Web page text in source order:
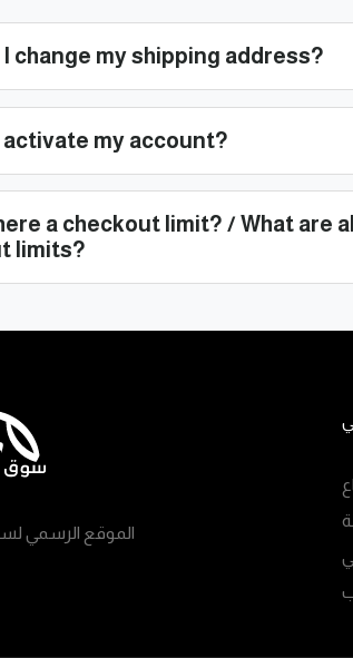
I change my shipping address?
activate my account?
a checkout limit? / What are
limits?
الموقع الرسمي